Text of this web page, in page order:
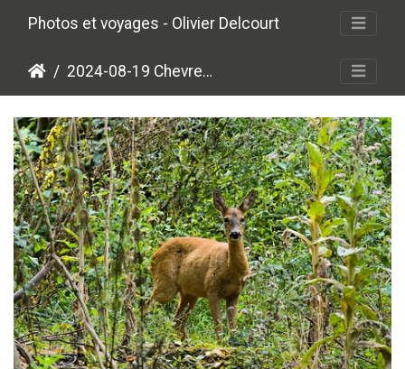
Photos et voyages - Olivier Delcourt
2024-08-19 Chevreuils, la relève...